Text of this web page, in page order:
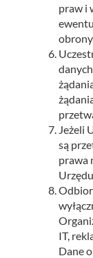
praw i
Jeżeli
są
prawa
IT,
Dane